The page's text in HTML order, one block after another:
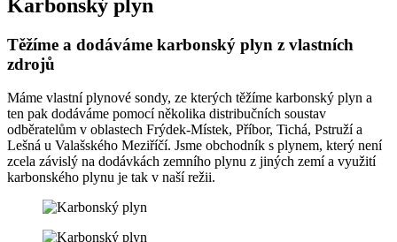
Karbonský plyn
Těžíme a dodáváme karbonský plyn z vlastních
zdrojů
Máme vlastní plynové sondy, ze kterých těžíme karbonský plyn a
ten pak dodáváme pomocí několika distribučních soustav
odběratelům v oblastech Frýdek-Místek, Příbor, Tichá, Pstruží a
Lešná u Valašského Meziříčí. Jsme obchodník s plynem, který není
zcela závislý na dodávkách zemního plynu z jiných zemí a využití
karbonského plynu je tak v naší režii.